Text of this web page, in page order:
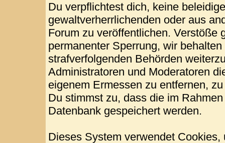
Du verpflichtest dich, keine
gewaltverherrlichenden oder aus
Forum zu veröffentlichen. Verstöße
permanenter Sperrung, wir
strafverfolgenden Behörden
Administratoren und Moderatoren
eigenem Ermessen zu entfernen,
Du stimmst zu, dass die im
Datenbank gespeichert werden.
Dieses System verwendet